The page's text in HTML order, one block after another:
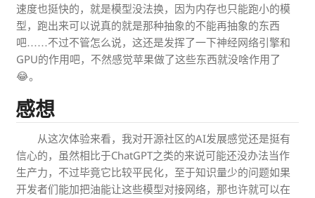
速度也挺快的，就是模型没法换，因为内存也只能跑小的模
型，跑出来可以说真的就是那种抽象的不能再抽象的东西
吧……不过不管怎么说，这还是发挥了一下神经网络引擎和
GPU的作用吧，不然感觉苹果做了这些东西就没啥作用了
😂。
感想
从这次体验来看，我对开源社区的AI发展感觉还是挺有
信心的，虽然相比于ChatGPT之类的来说可能还没办法当作
生产力，不过毕竟它比较平民化，至于知识量少的问题如果
开发者们能加把油能让这些模型对接网络，那也许就可以在